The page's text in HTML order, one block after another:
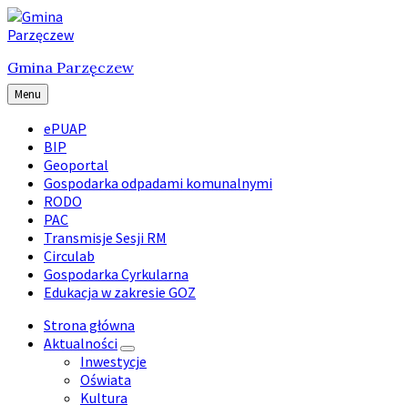
Skip
to
Skip
to
navigation
Skip
to
Gmina Parzęczew
Menu
ePUAP
BIP
Geoportal
Gospodarka odpadami komunalnymi
RODO
PAC
Transmisje Sesji RM
Circulab
Gospodarka Cyrkularna
Edukacja w zakresie GOZ
Strona główna
Aktualności
Inwestycje
Oświata
Kultura